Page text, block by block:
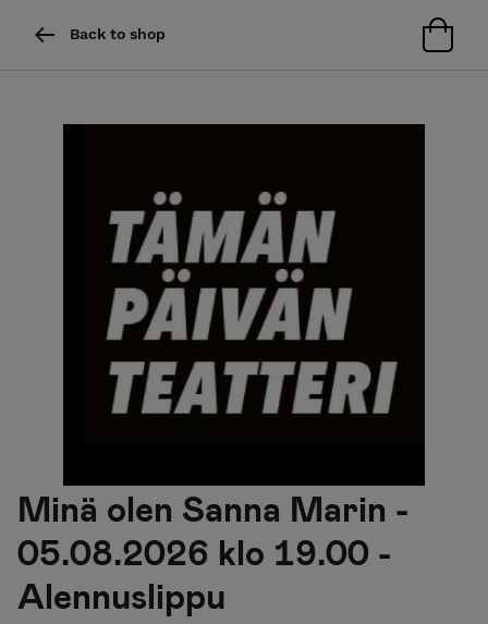
Back to shop
Minä olen Sanna Marin -
05.08.2026 klo 19.00 -
Alennuslippu